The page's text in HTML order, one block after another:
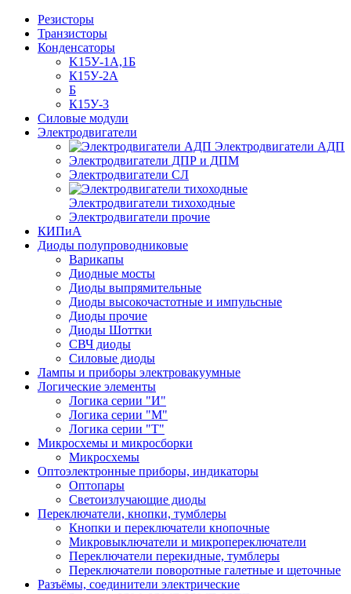
Резисторы
Транзисторы
Конденсаторы
K15У-1А,1Б
К15У-2А
Б
К15У-3
Силовые модули
Электродвигатели
Электродвигатели АДП
Электродвигатели ДПР и ДПМ
Электродвигатели СЛ
Электродвигатели тихоходные
Электродвигатели прочие
КИПиА
Диоды полупроводниковые
Варикапы
Диодные мосты
Диоды выпрямительные
Диоды высокочастотные и импульсные
Диоды прочие
Диоды Шоттки
СВЧ диоды
Силовые диоды
Лампы и приборы электровакуумные
Логические элементы
Логика серии "И"
Логика серии "М"
Логика серии "Т"
Микросхемы и микросборки
Микросхемы
Оптоэлектронные приборы, индикаторы
Оптопары
Светоизлучающие диоды
Переключатели, кнопки, тумблеры
Кнопки и переключатели кнопочные
Микровыключатели и микропереключатели
Переключатели перекидные, тумблеры
Переключатели поворотные галетные и щеточные
Разъёмы, соединители электрические